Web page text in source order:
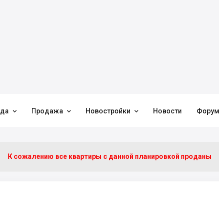
 Продажа  Новостройки  Новости Форум
К сожалению все квартиры c данной планировкой проданы